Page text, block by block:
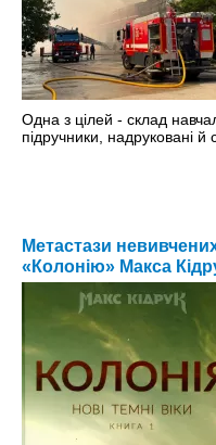
Одна з цілей - склад
підручники, надруковані й
Метастази
«Колонію» Макса